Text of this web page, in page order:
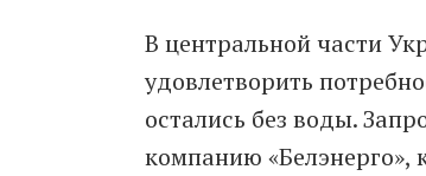
В центральной части
удовлетворить
остались без воды.
компанию «Белэнерго»,